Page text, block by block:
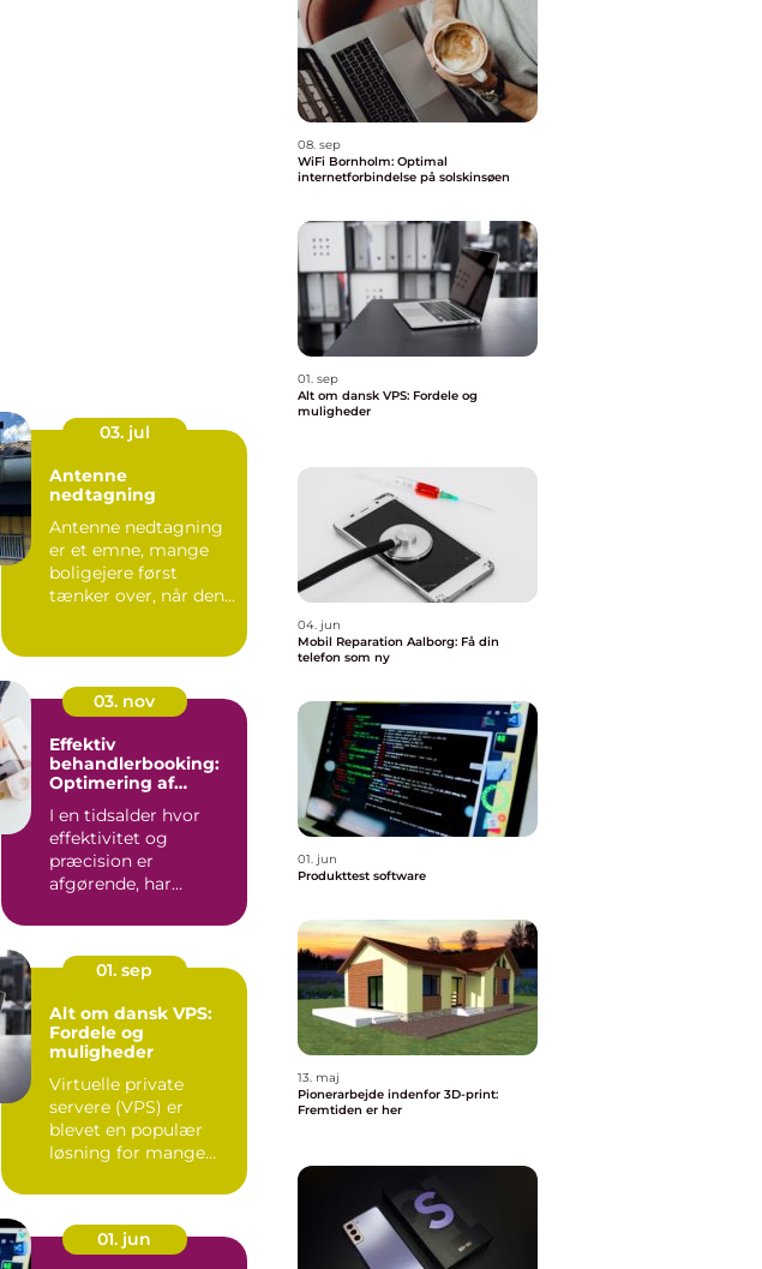
03. jul
Antenne
nedtagning
Antenne nedtagning
er et emne, mange
boligejere først
tænker over, når den
03. nov
Effektiv
behandlerbooking:
Optimering af
I en tidsalder hvor
effektivitet og
præcision er
afgørende, har
taget ...
01. sep
Alt om dansk VPS:
Fordele og
muligheder
Virtuelle private
servere (VPS) er
blevet en populær
løsning for mange
01. jun
08. sep
WiFi Bornholm: Optimal
internetforbindelse på solskinsøen
01. sep
Alt om dansk VPS: Fordele og
muligheder
04. jun
Mobil Reparation Aalborg: Få din
telefon som ny
01. jun
Produkttest software
13. maj
Pionerarbejde indenfor 3D-print:
Fremtiden er her